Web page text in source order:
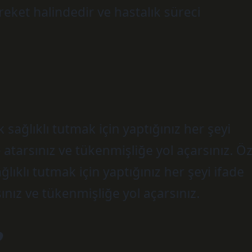
halindedir ve hastalık süreci
tutmak için yaptığınız her şeyi
ve tükenmişliğe yol açarsınız. Öz
tutmak için yaptığınız her şeyi ifade
ve tükenmişliğe yol açarsınız.